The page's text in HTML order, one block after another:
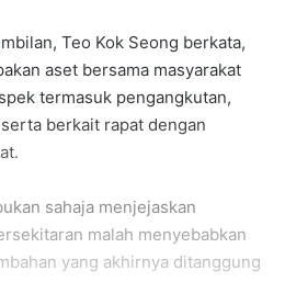
Teo Kok Seong berkata,
aset bersama masyarakat
termasuk pengangkutan,
berkait rapat dengan
sahaja menjejaskan
malah menyebabkan
yang akhirnya ditanggung